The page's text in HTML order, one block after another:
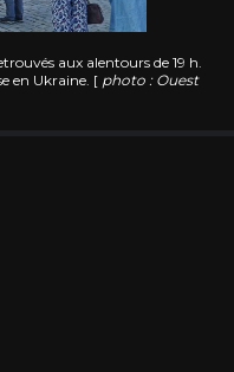
aux alentours de 19 h.
en Ukraine. [ photo : Ouest